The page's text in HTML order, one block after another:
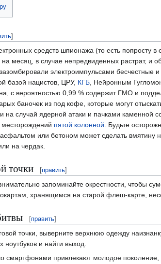
]
средств шпионажа (то есть попросту в
на месяц, в случае непредвиденных растрат, и
электроимпульсами бесчестные
базой нацистов, ЦРУ, КГБ, Нейронным
с вероятностью 0,99 % содержит ГМО и
баночек из под кофе, которые могут
на случай ядерной атаки и пачками каменной
пятой колонной. Будьте
или бетоном может сделать вмятину
на чердак.
точки [править]
запоминайте окрестности, чтобы
хранящимся на старой флеш-карте,
[править]
точки, выверните верхнюю одежду
ноутбуков и найти выход.
смартфонами привлекают молодое поколение,